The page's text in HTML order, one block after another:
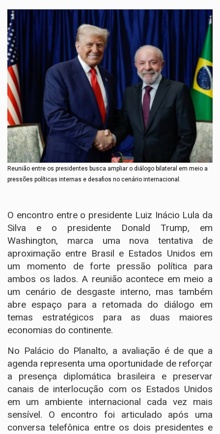
Reunião entre os presidentes busca ampliar o diálogo bilateral em meio a
pressões políticas internas e desafios no cenário internacional.
O encontro entre o presidente Luiz Inácio Lula da
Silva e o presidente Donald Trump, em
Washington, marca uma nova tentativa de
aproximação entre Brasil e Estados Unidos em
um momento de forte pressão política para
ambos os lados. A reunião acontece em meio a
um cenário de desgaste interno, mas também
abre espaço para a retomada do diálogo em
temas estratégicos para as duas maiores
economias do continente.
No Palácio do Planalto, a avaliação é de que a
agenda representa uma oportunidade de reforçar
a presença diplomática brasileira e preservar
canais de interlocução com os Estados Unidos
em um ambiente internacional cada vez mais
sensível. O encontro foi articulado após uma
conversa telefônica entre os dois presidentes e